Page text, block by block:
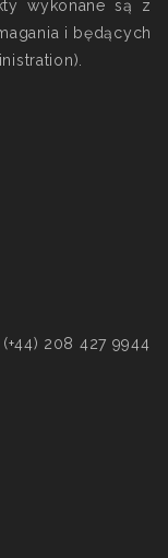
wykonane są z
i będących
(+44) 208 427 9944